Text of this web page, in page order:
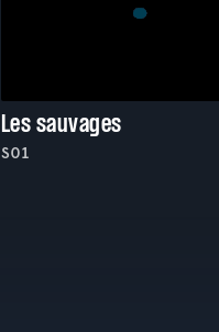
Les sauvages
S01